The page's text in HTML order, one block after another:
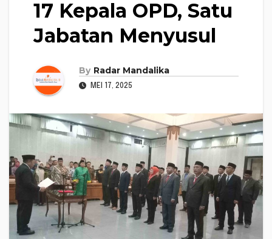
17 Kepala OPD, Satu
Jabatan Menyusul
By Radar Mandalika
MEI 17, 2025